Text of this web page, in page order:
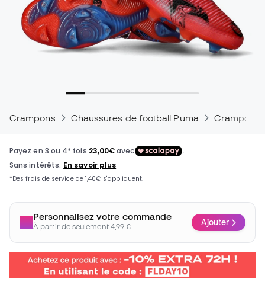
Crampons Chaussures de football Puma Crampons
Personnalisez votre commande
À partir de seulement 4,99 € Ajouter